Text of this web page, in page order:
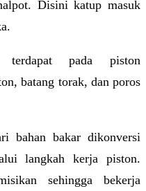
Disini katup masuk
terdapat pada piston
batang torak, dan poros
bahan bakar dikonversi
langkah kerja piston.
sehingga bekerja